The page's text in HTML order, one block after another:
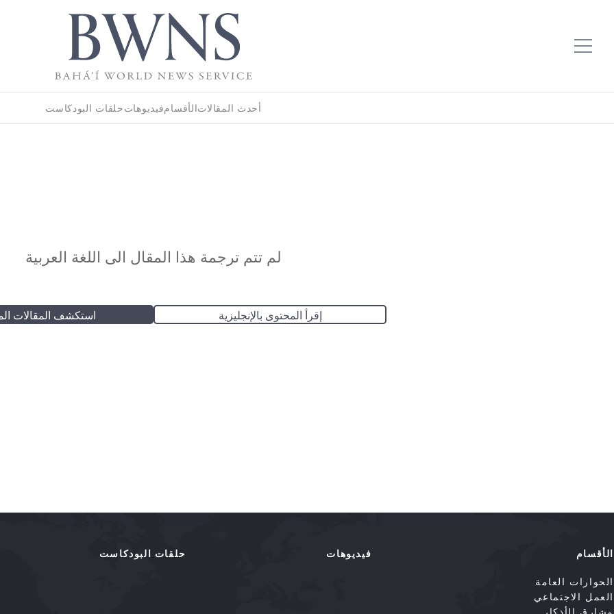
أحدث المقالاتالأقسامفيديوهاتحلقات البودكاست
لم تتم ترجمة هذا المقال الى اللغة العربية
إقرأ المحتوى بالإنجليزية استكشف المقالات
الأقسام
الحوارات العامة
العمل الاجتماعي
مشارق الأذكار
فيديوهات حلقات البودكاست